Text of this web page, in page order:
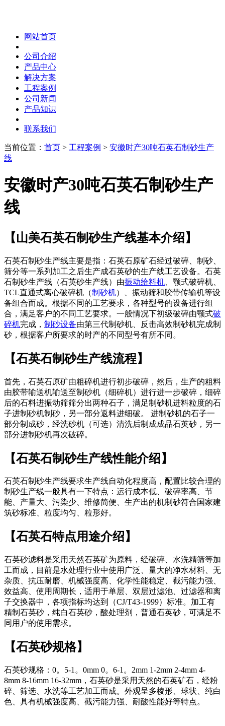
网站首页
公司介绍
产品中心
解决方案
工程案例
公司新闻
产品知识
联系我们
当前位置： 首页 > 工程案例 > 安徽时产30吨石英石制砂生产
线
安徽时产30吨石英石制砂生产
线
【山美石英石制砂生产线基本介绍】
石英石制砂生产线主要是指：石英石原矿石经过破碎、制砂、
筛分等一系列加工之后生产成石英砂的生产线工艺设备。石英
石制砂生产线（石英砂生产线）由振动给料机 、颚式破碎机、
TCL直通式离心破碎机（制砂机）、振动筛和胶带传输机等设
备组合而成。根据不同的工艺要求，各种型号的设备进行组
合，满足客户的不同工艺要求。一般情况下初级破碎由颚式破
碎机完成， 制砂设备由第三代制砂机、反击高效制砂机完成制
砂，根据客户所要求的时产的不同型号有所不同。
【石英石制砂生产线流程】
首先，石英石原矿由粗碎机进行初步破碎，然后，生产的粗料
由胶带输送机输送至制砂机（细碎机）进行进一步破碎，细碎
后的石料进振动筛筛分出两种石子，满足制砂机进料粒度的石
子进制砂机制砂，另一部分返料进细破。 进制砂机的石子一
部分制成砂，经洗砂机（可选）清洗后制成成品石英砂，另一
部分进制砂机再次破碎。
【石英石制砂生产线性能介绍】
石英石制砂生产线要求生产线自动化程度高，配置比较合理的
制砂生产线一般具有一下特点：运行成本低、破碎率高、节
能、产量大、污染少、维修简便、生产出的机制砂符合国家建
筑砂标准、粒度均匀、粒形好。
【石英石特点用途介绍】
石英砂滤料是采用天然石英矿为原料，经破碎、水洗精筛等加
工而成，目前是水处理行业中使用广泛、量大的净水材料、无
杂质、抗压耐磨、机械强度高、化学性能稳定、截污能力强、
效益高、使用周期长，适用于单层、双层过滤池、过滤器和离
子交换器中，各项指标均达到（CJ/T43-1999）标准。加工有
精制石英砂，纯白石英砂，酸处理剂，普通石英砂，可满足不
同用户的使用需求。
【石英砂规格】
石英砂规格：0。5-1。0mm 0。6-1。2mm 1-2mm 2-4mm 4-
8mm 8-16mm 16-32mm，石英砂是采用天然的石英矿石，经粉
碎、筛选、水洗等工艺加工而成。外观呈多棱形、球状、纯白
色、具有机械强度高、截污能力强、耐酸性能好等特点。